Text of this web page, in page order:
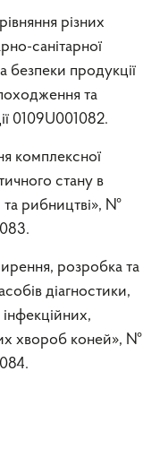
різних
санітарної
безпеки продукції
та
0109U001082.
комплексної
стану в
та рибництві», №
розробка та
діагностики,
хвороб коней», №